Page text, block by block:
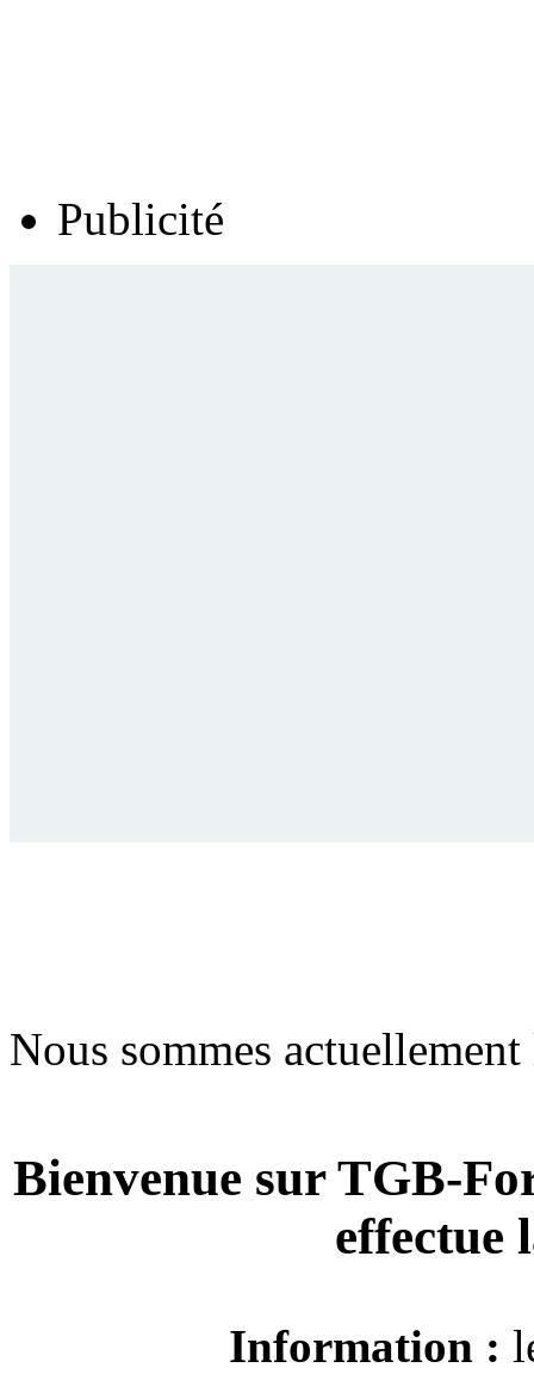
Publicité
Nous sommes
Bienvenue sur TGB-
Information :